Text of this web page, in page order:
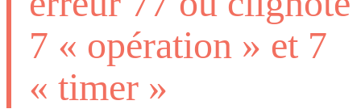
7 « opération » et 7
« timer »